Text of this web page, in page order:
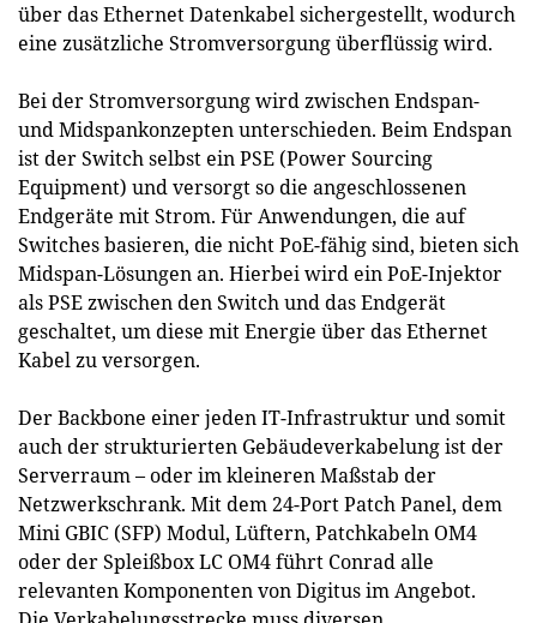
über das Ethernet Datenkabel sichergestellt, wodurch
eine zusätzliche Stromversorgung überflüssig wird.
Bei der Stromversorgung wird zwischen Endspan-
und Midspankonzepten unterschieden. Beim Endspan
ist der Switch selbst ein PSE (Power Sourcing
Equipment) und versorgt so die angeschlossenen
Endgeräte mit Strom. Für Anwendungen, die auf
Switches basieren, die nicht PoE-fähig sind, bieten sich
Midspan-Lösungen an. Hierbei wird ein PoE-Injektor
als PSE zwischen den Switch und das Endgerät
geschaltet, um diese mit Energie über das Ethernet
Kabel zu versorgen.
Der Backbone einer jeden IT-Infrastruktur und somit
auch der strukturierten Gebäudeverkabelung ist der
Serverraum – oder im kleineren Maßstab der
Netzwerkschrank. Mit dem 24-Port Patch Panel, dem
Mini GBIC (SFP) Modul, Lüftern, Patchkabeln OM4
oder der Spleißbox LC OM4 führt Conrad alle
relevanten Komponenten von Digitus im Angebot.